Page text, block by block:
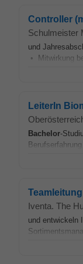
Controller
Schulmeister
und
• Mitwirkung
LeiterIn
Bachelor-
Iventa. The
und entwickeln